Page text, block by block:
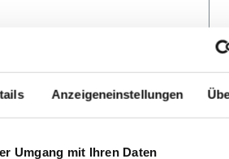
Anzeigeneinstellungen
Umgang mit Ihren Daten